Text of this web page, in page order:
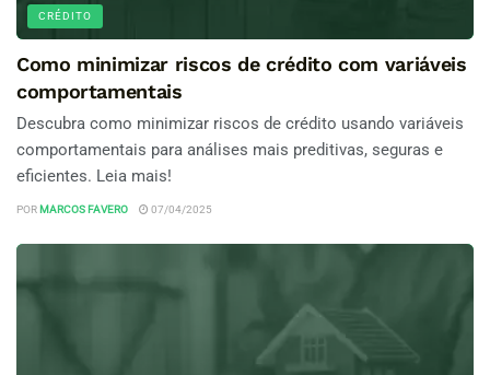
CRÉDITO
Como minimizar riscos de crédito com variáveis
comportamentais
Descubra como minimizar riscos de crédito usando variáveis
comportamentais para análises mais preditivas, seguras e
eficientes. Leia mais!
POR MARCOS FAVERO 07/04/2025